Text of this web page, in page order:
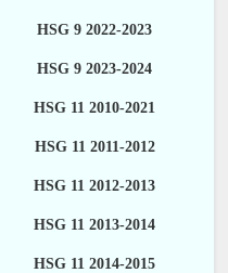
HSG 9 2022-2023
HSG 9 2023-2024
HSG 11 2010-2021
HSG 11 2011-2012
HSG 11 2012-2013
HSG 11 2013-2014
HSG 11 2014-2015